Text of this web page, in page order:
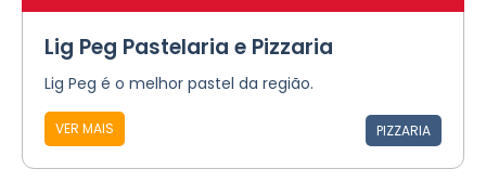
Lig Peg Pastelaria e Pizzaria
Lig Peg é o melhor pastel da região.
VER MAIS PIZZARIA